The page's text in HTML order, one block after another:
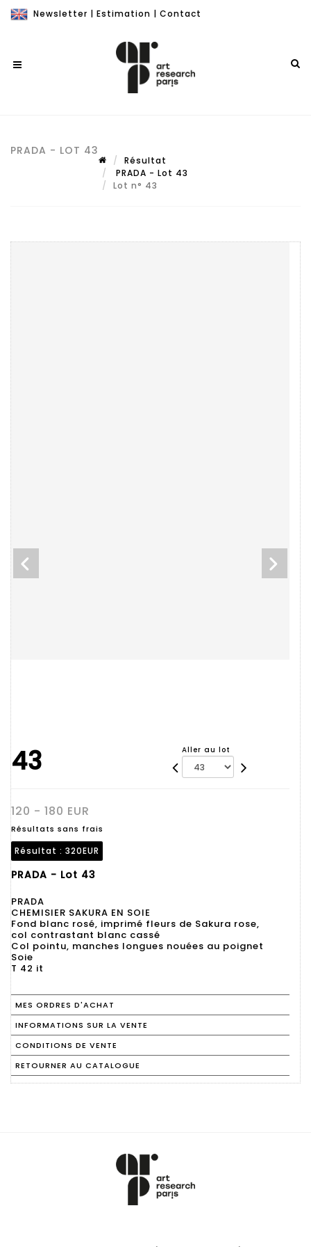
Newsletter | Estimation | Contact
PRADA - LOT 43
Résultat
PRADA - Lot 43
Lot n° 43
43 Aller au lot
120 - 180 EUR
Résultats sans frais
Résultat : 320EUR
PRADA - Lot 43
PRADA
CHEMISIER SAKURA EN SOIE
Fond blanc rosé, imprimé fleurs de Sakura rose,
col contrastant blanc cassé
Col pointu, manches longues nouées au poignet
Soie
T 42 it
MES ORDRES D'ACHAT
INFORMATIONS SUR LA VENTE
CONDITIONS DE VENTE
RETOURNER AU CATALOGUE